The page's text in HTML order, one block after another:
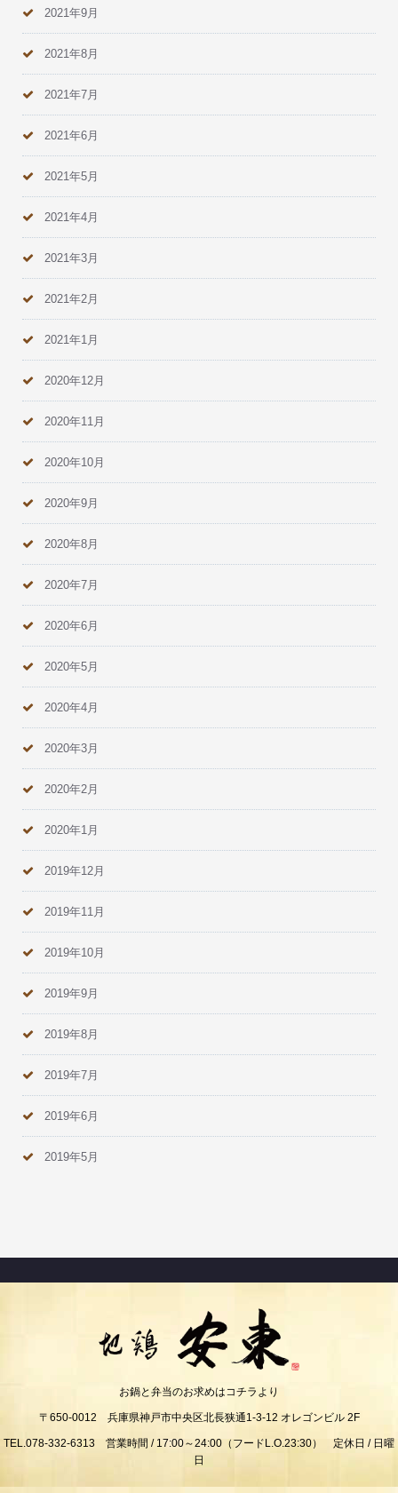
2021年9月
2021年8月
2021年7月
2021年6月
2021年5月
2021年4月
2021年3月
2021年2月
2021年1月
2020年12月
2020年11月
2020年10月
2020年9月
2020年8月
2020年7月
2020年6月
2020年5月
2020年4月
2020年3月
2020年2月
2020年1月
2019年12月
2019年11月
2019年10月
2019年9月
2019年8月
2019年7月
2019年6月
2019年5月
お鍋と弁当のお求めはコチラより
〒650-0012 兵庫県神戸市中央区北長狭通1-3-12 オレゴンビル 2F
TEL.078-332-6313 営業時間 / 17:00～24:00（フードL.O.23:30） 定休日 / 日曜
日